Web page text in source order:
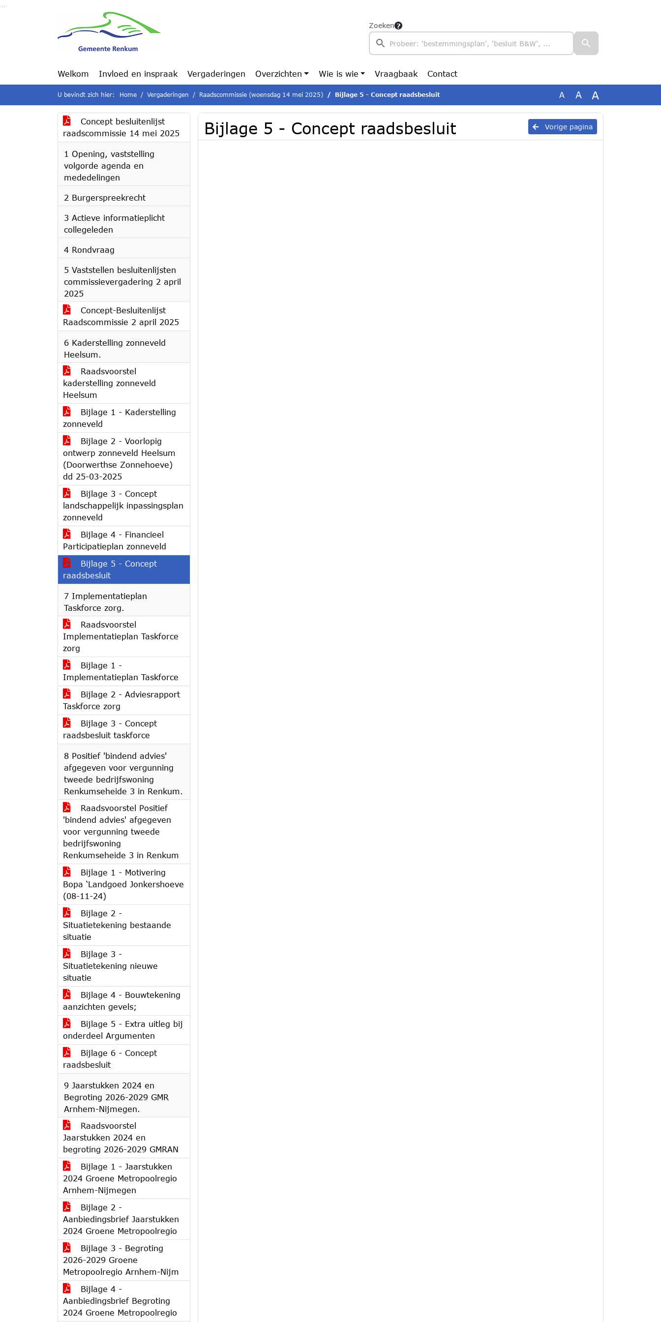
Ga naar de inhoud van deze pagina
Zoeken
Welkom Invloed en inspraak Vergaderingen Overzichten Wie is wie Vraagbaak Contact
U bevindt zich hier: Home Vergaderingen Raadscommissie (woensdag 14 mei 2025) Bijlage 5 - Concept raadsbesluit A A A
Concept besluitenlijst
raadscommissie 14 mei 2025
1 Opening, vaststelling
volgorde agenda en
mededelingen
2 Burgerspreekrecht
3 Actieve informatieplicht
collegeleden
4 Rondvraag
5 Vaststellen besluitenlijsten
commissievergadering 2 april
2025
Concept-Besluitenlijst
Raadscommissie 2 april 2025
6 Kaderstelling zonneveld
Heelsum.
Raadsvoorstel
kaderstelling zonneveld
Heelsum
Bijlage 1 - Kaderstelling
zonneveld
Bijlage 2 - Voorlopig
ontwerp zonneveld Heelsum
(Doorwerthse Zonnehoeve)
dd 25-03-2025
Bijlage 3 - Concept
landschappelijk inpassingsplan
zonneveld
Bijlage 4 - Financieel
Participatieplan zonneveld
Bijlage 5 - Concept
raadsbesluit
7 Implementatieplan
Taskforce zorg.
Raadsvoorstel
Implementatieplan Taskforce
zorg
Bijlage 1 -
Implementatieplan Taskforce
Bijlage 2 - Adviesrapport
Taskforce zorg
Bijlage 3 - Concept
raadsbesluit taskforce
8 Positief 'bindend advies'
afgegeven voor vergunning
tweede bedrijfswoning
Renkumseheide 3 in Renkum.
Raadsvoorstel Positief
'bindend advies' afgegeven
voor vergunning tweede
bedrijfswoning
Renkumseheide 3 in Renkum
Bijlage 1 - Motivering
Bopa ‘Landgoed Jonkershoeve
(08-11-24)
Bijlage 2 -
Situatietekening bestaande
situatie
Bijlage 3 -
Situatietekening nieuwe
situatie
Bijlage 4 - Bouwtekening
aanzichten gevels;
Bijlage 5 - Extra uitleg bij
onderdeel Argumenten
Bijlage 6 - Concept
raadsbesluit
9 Jaarstukken 2024 en
Begroting 2026-2029 GMR
Arnhem-Nijmegen.
Raadsvoorstel
Jaarstukken 2024 en
begroting 2026-2029 GMRAN
Bijlage 1 - Jaarstukken
2024 Groene Metropoolregio
Arnhem-Nijmegen
Bijlage 2 -
Aanbiedingsbrief Jaarstukken
2024 Groene Metropoolregio
Bijlage 3 - Begroting
2026-2029 Groene
Metropoolregio Arnhem-Nijm
Bijlage 4 -
Aanbiedingsbrief Begroting
2024 Groene Metropoolregio
Vorige pagina
Bijlage 5 - Concept raadsbesluit